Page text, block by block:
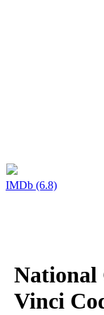
IMDb (6.8)
National
Vinci